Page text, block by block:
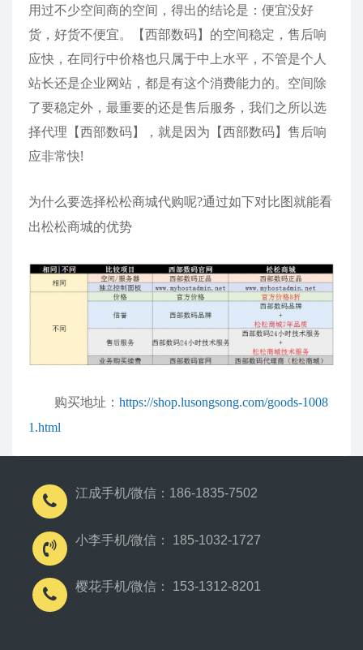
用过不少空间商的空间，得出的结论是：便宜没好
货，好货不便宜。【西部数码】的空间稳定，售后响
应快，在同行中价格也只属于中上水平，不管是个人
站长还是企业网站，都是有这个消费能力的。空间除
了要稳定外，最重要的还是售后服务，我们之所以选
择代理【西部数码】，就是因为【西部数码】售后响
应非常快!
为什么要选择松松商城代购呢?通过如下对比图就能看
出松松商城的优势
购买地址： https://shop.lusongsong.com/goods-1008
1.html
江成手机/微信：186-1835-7502
小李手机/微信： 185-1032-1727
樱花手机/微信： 153-1312-8201